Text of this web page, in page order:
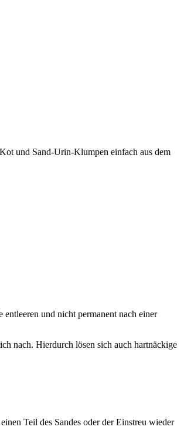
und Sand-Urin-Klumpen einfach aus dem
und nicht permanent nach einer
nach. Hierdurch lösen sich auch hartnäckige
Teil des Sandes oder der Einstreu wieder